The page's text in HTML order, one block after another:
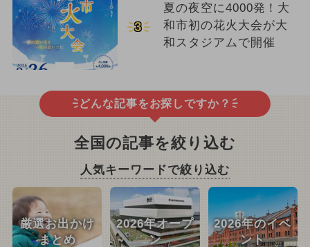
3
夏の夜空に4000発！大
和市初の花火大会が大
和スタジアムで開催
どんな記事をお探しですか？
全国の記事を絞り込む
人気キーワードで絞り込む
厳選お出かけ
まとめ
2026年オープ
ン
2026年のイベ
ント